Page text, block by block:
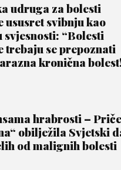
udruga za bolesti
ususret svibnju kao
svjesnosti: “Bolesti
trebaju se prepoznati
kronična
hrabrosti – Priče
obilježila Svjetski
od malignih bolesti